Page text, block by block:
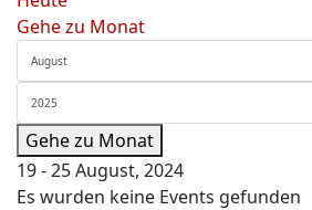
Gehe zu Monat
Gehe zu Monat
19 - 25 August, 2024
Es wurden keine Events gefunden